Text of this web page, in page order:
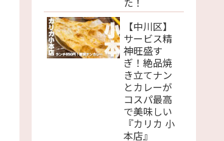
【中川区】
サービス精
神旺盛す
ぎ！絶品焼
き立てナン
とカレーが
コスパ最高
で美味しい
『カリカ 小
本店』